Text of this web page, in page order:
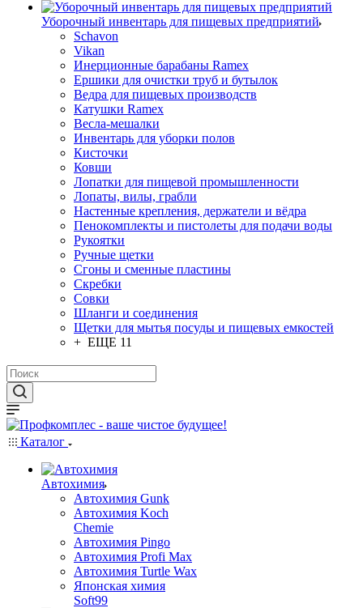
Уборочный инвентарь для пищевых предприятий
Schavon
Vikan
Инерционные барабаны Ramex
Ершики для очистки труб и бутылок
Ведра для пищевых производств
Катушки Ramex
Весла-мешалки
Инвентарь для уборки полов
Кисточки
Ковши
Лопатки для пищевой промышленности
Лопаты, вилы, грабли
Настенные крепления, держатели и вёдра
Пенокомплекты и пистолеты для подачи воды
Рукоятки
Ручные щетки
Сгоны и сменные пластины
Скребки
Совки
Шланги и соединения
Щетки для мытья посуды и пищевых емкостей
+ ЕЩЕ 11
Каталог
Автохимия
Автохимия Gunk
Автохимия Koch
Chemie
Автохимия Pingo
Автохимия Profi Max
Автохимия Turtle Wax
Японская химия
Soft99